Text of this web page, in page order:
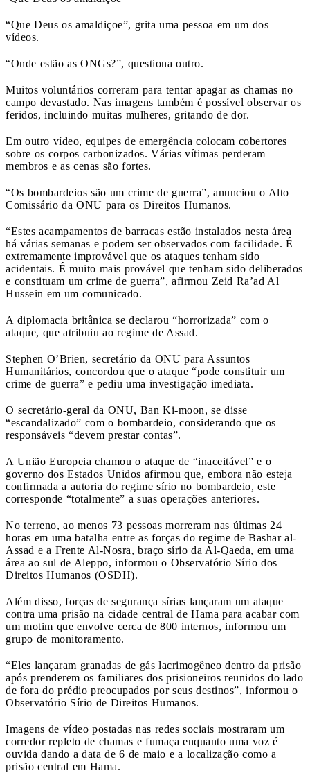
“Que Deus os amaldiçoe”, grita uma pessoa em um dos
vídeos.
“Onde estão as ONGs?”, questiona outro.
Muitos voluntários correram para tentar apagar as chamas no
campo devastado. Nas imagens também é possível observar os
feridos, incluindo muitas mulheres, gritando de dor.
Em outro vídeo, equipes de emergência colocam cobertores
sobre os corpos carbonizados. Várias vítimas perderam
membros e as cenas são fortes.
“Os bombardeios são um crime de guerra”, anunciou o Alto
Comissário da ONU para os Direitos Humanos.
“Estes acampamentos de barracas estão instalados nesta área
há várias semanas e podem ser observados com facilidade. É
extremamente improvável que os ataques tenham sido
acidentais. É muito mais provável que tenham sido deliberados
e constituam um crime de guerra”, afirmou Zeid Ra’ad Al
Hussein em um comunicado.
A diplomacia britânica se declarou “horrorizada” com o
ataque, que atribuiu ao regime de Assad.
Stephen O’Brien, secretário da ONU para Assuntos
Humanitários, concordou que o ataque “pode constituir um
crime de guerra” e pediu uma investigação imediata.
O secretário-geral da ONU, Ban Ki-moon, se disse
“escandalizado” com o bombardeio, considerando que os
responsáveis “devem prestar contas”.
A União Europeia chamou o ataque de “inaceitável” e o
governo dos Estados Unidos afirmou que, embora não esteja
confirmada a autoria do regime sírio no bombardeio, este
corresponde “totalmente” a suas operações anteriores.
No terreno, ao menos 73 pessoas morreram nas últimas 24
horas em uma batalha entre as forças do regime de Bashar al-
Assad e a Frente Al-Nosra, braço sírio da Al-Qaeda, em uma
área ao sul de Aleppo, informou o Observatório Sírio dos
Direitos Humanos (OSDH).
Além disso, forças de segurança sírias lançaram um ataque
contra uma prisão na cidade central de Hama para acabar com
um motim que envolve cerca de 800 internos, informou um
grupo de monitoramento.
“Eles lançaram granadas de gás lacrimogêneo dentro da prisão
após prenderem os familiares dos prisioneiros reunidos do lado
de fora do prédio preocupados por seus destinos”, informou o
Observatório Sírio de Direitos Humanos.
Imagens de vídeo postadas nas redes sociais mostraram um
corredor repleto de chamas e fumaça enquanto uma voz é
ouvida dando a data de 6 de maio e a localização como a
prisão central em Hama.